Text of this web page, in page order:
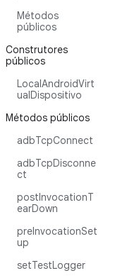
Métodos
públicos
Construtores
públicos
LocalAndroidVirt
ualDispositivo
Métodos públicos
adbTcpConnect
adbTcpDisconne
ct
postInvocationT
earDown
preInvocationSet
up
setTestLogger